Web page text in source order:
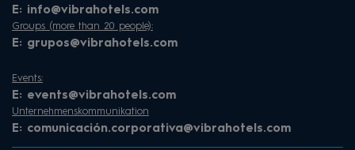
E: info@vibrahotels.com
Groups (more than 20 people):
E: grupos@vibrahotels.com
Events:
E: events@vibrahotels.com
Unternehmenskommunikation
E: comunicación.corporativa@vibrahotels.com